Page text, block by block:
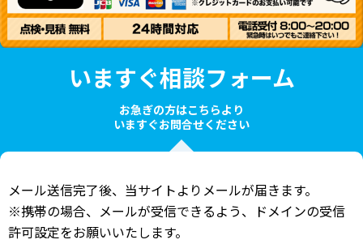
いますぐ相談フォーム
お急ぎの方はこちらより
いますぐお問合せください
メール送信完了後、当サイトよりメールが届きます。
※携帯の場合、メールが受信できるよう、ドメインの受信
許可設定をお願いいたします。